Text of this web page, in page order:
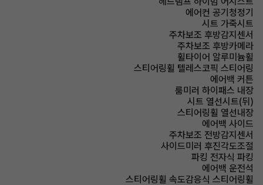
에어컨 공기청정기
시트 가죽시트
주차보조 후방감지센서
주차보조 후방카메라
휠타이어 알루미늄휠
스티어링휠 텔레스코픽 스티어링
에어백 커튼
룸미러 하이패스 내장
시트 열선시트(뒤)
스티어링휠 열선내장
에어백 사이드
주차보조 전방감지센서
사이드미러 후진각도조절
파킹 전자식 파킹
에어백 운전석
스티어링휠 속도감응식 스티어링휠